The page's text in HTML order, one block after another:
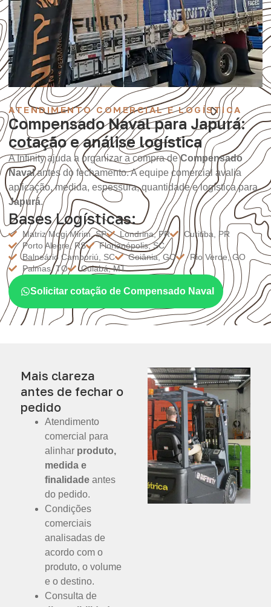
ATENDIMENTO COMERCIAL E LOGÍSTICA
Compensado Naval para Japurá:
cotação e análise logística
A Infinity ajuda a organizar a compra deCompensado
Navalantes do fechamento. A equipe comercial avalia
aplicação, medida, espessura, quantidade e logística para
Japurá.
Bases Logísticas:
Matriz Mogi Mirim, SP Londrina, PR
Curitiba, PR
Porto Alegre, RS
Florianópolis, SC
Balneário Camboriú, SC
Goiânia, GO
Rio Verde, GO
Palmas, TO
Cuiabá, MT
Solicitar cotação de Compensado Naval
Mais clareza
antes de fechar o
pedido
Atendimento
comercial para
alinhar produto,
medida e
finalidade antes
do pedido.
Condições
comerciais
analisadas de
acordo com o
produto, o volume
e o destino.
Consulta de